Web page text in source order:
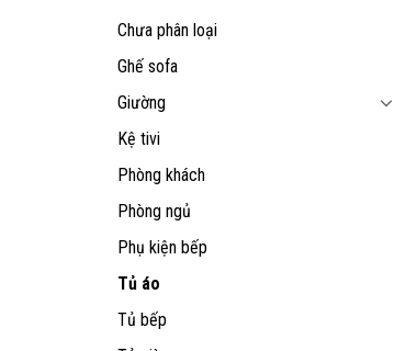
Chưa phân loại
Ghế sofa
Giường
Kệ tivi
Phòng khách
Phòng ngủ
Phụ kiện bếp
Tủ áo
Tủ bếp